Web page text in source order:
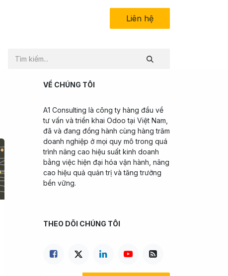
Liên hệ​
VỀ CHÚNG TÔI
A1 Consulting là công ty hàng đầu về
tư vấn và triển khai Odoo tại Việt Nam,
đã và đang đồng hành cùng hàng trăm
doanh nghiệp ở mọi quy mô trong quá
trình nâng cao hiệu suất kinh doanh
bằng việc hiện đại hóa vận hành, nâng
cao hiệu quả quản trị và tăng trưởng
bền vững.
THEO DÕI CHÚNG TÔI